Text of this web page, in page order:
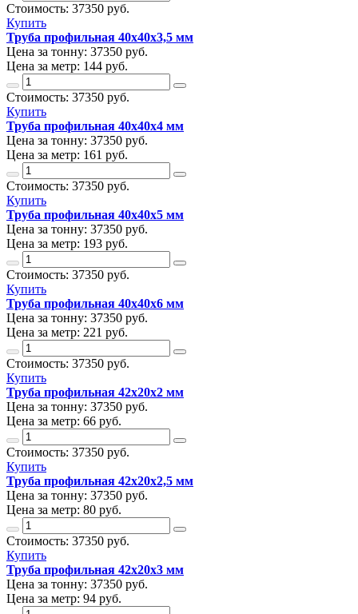
Стоимость: 37350 руб.
Купить
Труба профильная 40х40х3,5 мм
Цена за тонну: 37350 руб.
Цена за метр: 144 руб.
Стоимость: 37350 руб.
Купить
Труба профильная 40х40х4 мм
Цена за тонну: 37350 руб.
Цена за метр: 161 руб.
Стоимость: 37350 руб.
Купить
Труба профильная 40х40х5 мм
Цена за тонну: 37350 руб.
Цена за метр: 193 руб.
Стоимость: 37350 руб.
Купить
Труба профильная 40х40х6 мм
Цена за тонну: 37350 руб.
Цена за метр: 221 руб.
Стоимость: 37350 руб.
Купить
Труба профильная 42х20х2 мм
Цена за тонну: 37350 руб.
Цена за метр: 66 руб.
Стоимость: 37350 руб.
Купить
Труба профильная 42х20х2,5 мм
Цена за тонну: 37350 руб.
Цена за метр: 80 руб.
Стоимость: 37350 руб.
Купить
Труба профильная 42х20х3 мм
Цена за тонну: 37350 руб.
Цена за метр: 94 руб.